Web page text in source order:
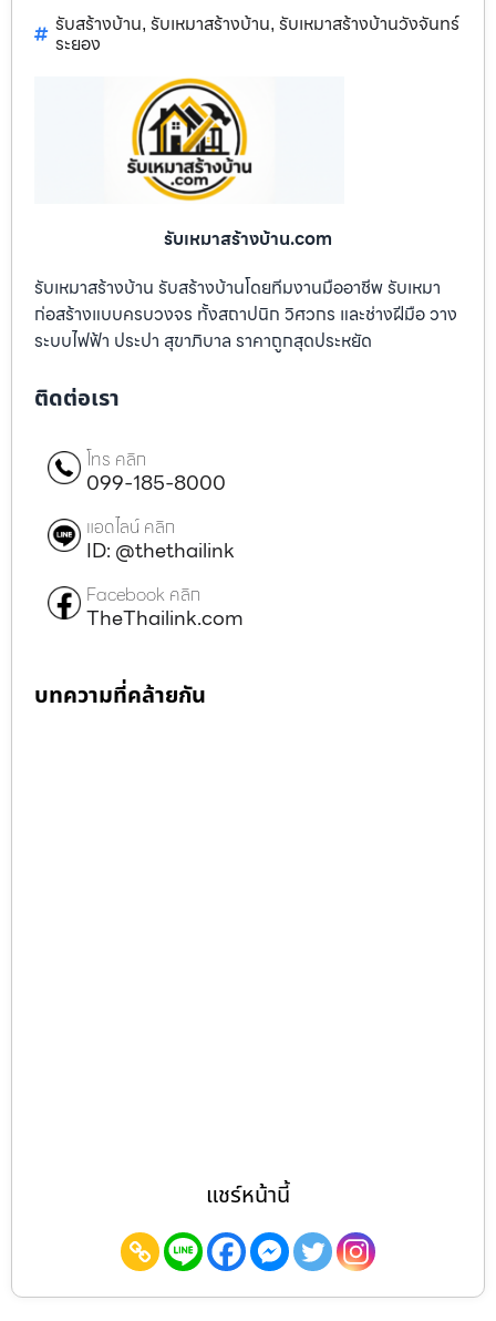
รับสร้างบ้าน, รับเหมาสร้างบ้าน, รับเหมาสร้างบ้านวังจันทร์
ระยอง
รับเหมาสร้างบ้าน.com
รับเหมาสร้างบ้าน รับสร้างบ้านโดยทีมงานมืออาชีพ รับเหมา
ก่อสร้างแบบครบวงจร ทั้งสถาปนิก วิศวกร และช่างฝีมือ วาง
ระบบไฟฟ้า ประปา สุขาภิบาล ราคาถูกสุดประหยัด
ติดต่อเรา
โทร คลิก
099-185-8000
แอดไลน์ คลิก
ID: @thethailink
Facebook คลิก
TheThailink.com
บทความที่คล้ายกัน
แชร์หน้านี้